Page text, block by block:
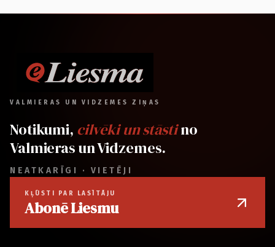
VALMIERAS UN VIDZEMES ZIŅAS
Notikumi, cilvēki un stāstino
Valmieras un Vidzemes.
NEATKARĪGI · VIETĒJI
KĻŪSTI PAR LASĪTĀJU
Abonē Liesmu